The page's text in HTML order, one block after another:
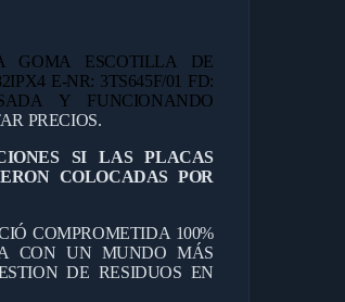
ESCOTILLA DE
E-NR: 3TS645F/01 FD:
Y FUNCIONANDO
PRECIOS.
SI LAS PLACAS
COLOCADAS POR
COMPROMETIDA 100%
CON UN MUNDO MÁS
DE RESIDUOS EN